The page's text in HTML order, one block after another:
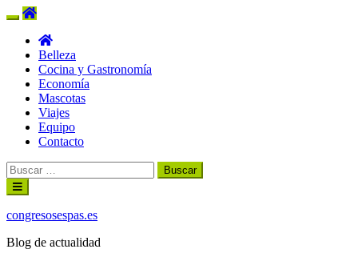
Belleza
Cocina y Gastronomía
Economía
Mascotas
Viajes
Equipo
Contacto
Buscar:
Ir
al
contenido
congresosespas.es
Blog de actualidad